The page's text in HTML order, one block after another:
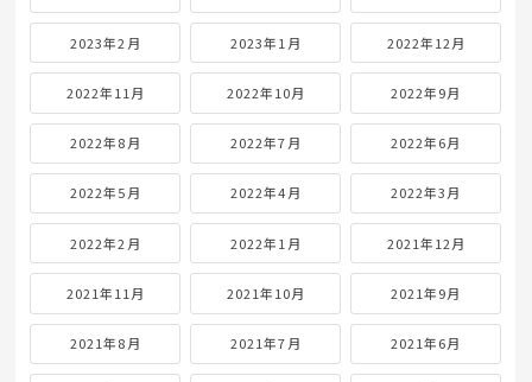
2023年2月 2023年1月 2022年12月
2022年11月 2022年10月 2022年9月
2022年8月 2022年7月 2022年6月
2022年5月 2022年4月 2022年3月
2022年2月 2022年1月 2021年12月
2021年11月 2021年10月 2021年9月
2021年8月 2021年7月 2021年6月